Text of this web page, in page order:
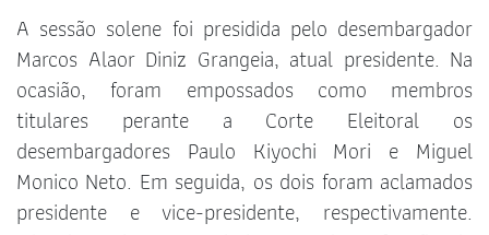
A sessão solene foi presidida pelo desembargador
Marcos Alaor Diniz Grangeia, atual presidente. Na
ocasião, foram empossados como membros
titulares perante a Corte Eleitoral os
desembargadores Paulo Kiyochi Mori e Miguel
Monico Neto. Em seguida, os dois foram aclamados
presidente e vice-presidente, respectivamente.